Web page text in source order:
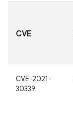
CVE
CVE-2021-
30339